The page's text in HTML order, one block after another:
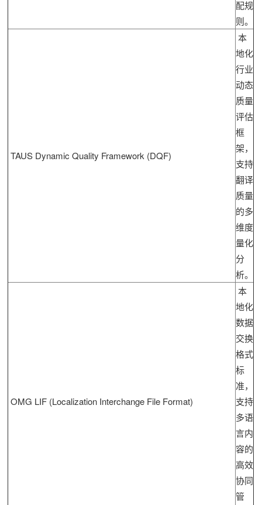
配规
则。
TAUS Dynamic Quality Framework (DQF)
本
地化
行业
动态
质量
评估
框
架，
支持
翻译
质量
的多
维度
量化
分
析。
OMG LIF (Localization Interchange File Format)
本
地化
数据
交换
格式
标
准，
支持
多语
言内
容的
高效
协同
管